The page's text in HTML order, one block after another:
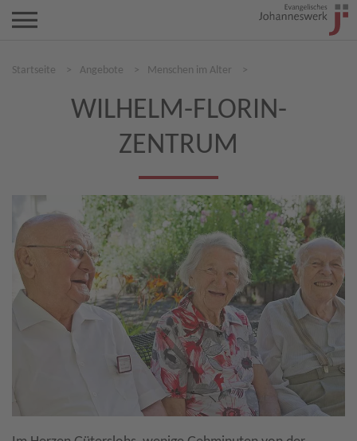
Startseite > Angebote > Menschen im Alter >
WILHELM-FLORIN-
ZENTRUM